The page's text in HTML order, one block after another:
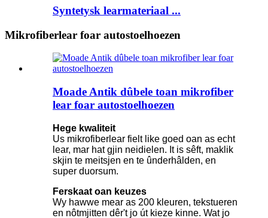
Syntetysk learmateriaal ...
Mikrofiberlear foar autostoelhoezen
Moade Antik dûbele toan mikrofiber
lear foar autostoelhoezen
Hege kwaliteit
Us mikrofiberlear fielt like goed oan as echt
lear, mar hat gjin neidielen. It is sêft, maklik
skjin te meitsjen en te ûnderhâlden, en
super duorsum.
Ferskaat oan keuzes
Wy hawwe mear as 200 kleuren, tekstueren
en nôtmjitten dêr't jo út kieze kinne. Wat jo